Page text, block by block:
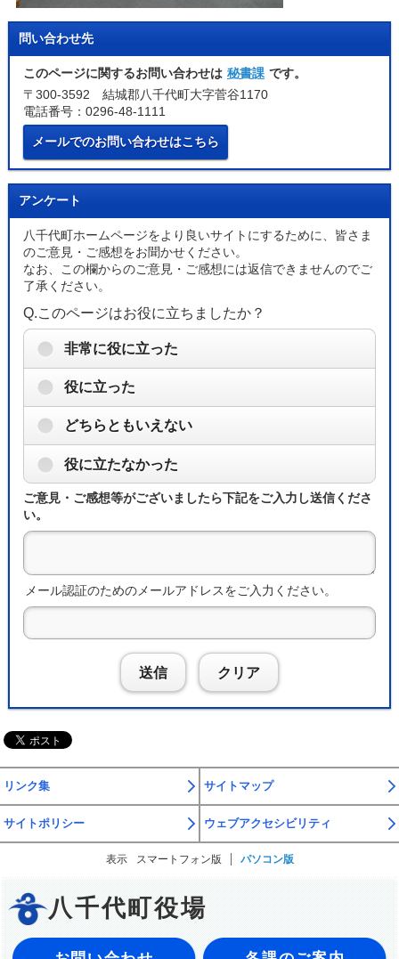
問い合わせ先
このページに関するお問い合わせは 秘書課 です。
〒300-3592 結城郡八千代町大字菅谷1170
電話番号：0296-48-1111
メールでのお問い合わせはこちら
アンケート
八千代町ホームページをより良いサイトにするために、皆さま
のご意見・ご感想をお聞かせください。
なお、この欄からのご意見・ご感想には返信できませんのでご
了承ください。
Q.このページはお役に立ちましたか？
非常に役に立った
役に立った
どちらともいえない
役に立たなかった
ご意見・ご感想等がございましたら下記をご入力し送信くださ
い。
メール認証のためのメールアドレスをご入力ください。
送信 クリア
リンク集 サイトマップ
サイトポリシー ウェブアクセシビリティ
表示 スマートフォン版 パソコン版
八千代町役場